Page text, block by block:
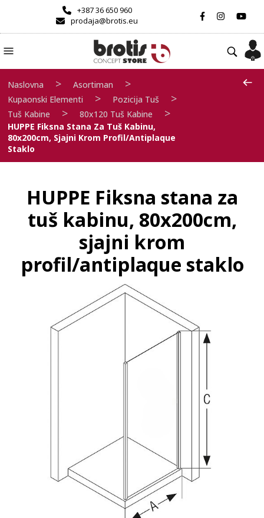
+387 36 650 960
prodaja@brotis.eu
Naslovna > Asortiman >
Kupaonski Elementi > Pozicija Tuš >
Tuš Kabine > 80x120 Tuš Kabine >
HUPPE Fiksna Stana Za Tuš Kabinu,
80x200cm, Sjajni Krom Profil/antiplaque
Staklo
HUPPE Fiksna stana za
tuš kabinu, 80x200cm,
sjajni krom
profil/antiplaque staklo